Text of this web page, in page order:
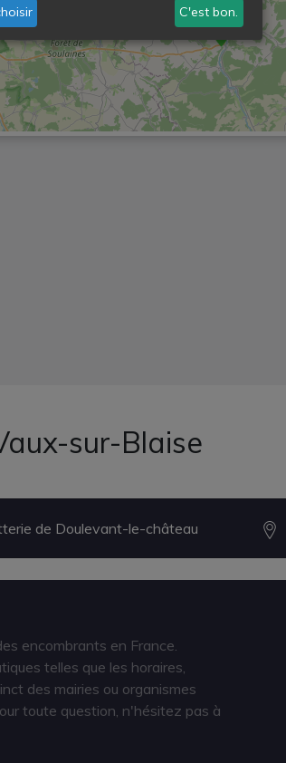
sur-Blaise
de Doulevant-le-château
encombrants en France.
telles que les horaires,
des mairies ou organismes
toute question, n'hésitez pas à
C'est bon.